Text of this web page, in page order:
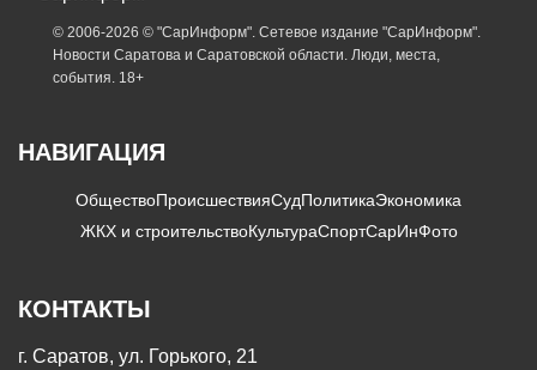
© 2006-2026 © "СарИнформ". Сетевое издание "СарИнформ".
Новости Саратова и Саратовской области. Люди, места,
события. 18+
НАВИГАЦИЯ
ОбществоПроисшествияСудПолитикаЭкономика
ЖКХ и строительствоКультураСпортСарИнФото
КОНТАКТЫ
г. Саратов, ул. Горького, 21